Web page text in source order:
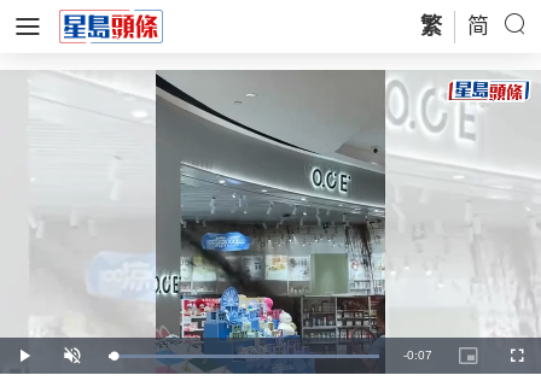
繁 简
Play Unmute Loaded:
100.00%
Remaining
-0:07
Picture-
in-